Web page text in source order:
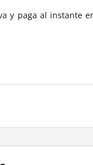
y paga al instante